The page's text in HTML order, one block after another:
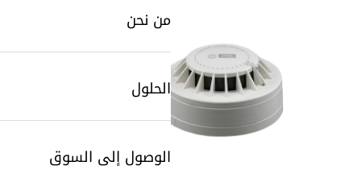
من نحن
الحلول
الوصول إلى السوق